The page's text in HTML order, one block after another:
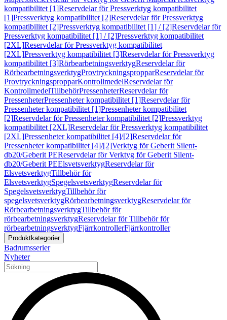
kompatibilitet [1]Reservdelar för Pressverktyg kompatibilitet
[1]Pressverktyg kompatibilitet [2]Reservdelar för Pressverktyg
kompatibilitet [2]Pressverktyg kompatibilitet [1] / [2]Reservdelar för
Pressverktyg kompatibilitet [1] / [2]Pressverktyg kompatibilitet
[2XL]Reservdelar för Pressverktyg kompatibilitet
[2XL]Pressverktyg kompatibilitet [3]Reservdelar för Pressverktyg
kompatibilitet [3]RörbearbetningsverktygReservdelar för
RörbearbetningsverktygProvtryckningspropparReservdelar för
ProvtryckningspropparKontrollmedelReservdelar för
KontrollmedelTillbehörPressenheterReservdelar för
PressenheterPressenheter kompatibilitet [1]Reservdelar för
Pressenheter kompatibilitet [1]Pressenheter kompatibilitet
[2]Reservdelar för Pressenheter kompatibilitet [2]Pressverktyg
kompatibilitet [2XL]Reservdelar för Pressverktyg kompatibilitet
[2XL]Pressenheter kompatibilitet [4]/[2]Reservdelar för
Pressenheter kompatibilitet [4]/[2]Verktyg för Geberit Silent-
db20/Geberit PEReservdelar för Verktyg för Geberit Silent-
db20/Geberit PEElsvetsverktygReservdelar för
ElsvetsverktygTillbehör för
ElsvetsverktygSpegelsvetsverktygReservdelar för
SpegelsvetsverktygTillbehör för
spegelsvetsverktygRörbearbetningsverktygReservdelar för
RörbearbetningsverktygTillbehör för
rörbearbetningsverktygReservdelar för Tillbehör för
rörbearbetningsverktygFjärrkontrollerFjärrkontroller
Produktkategorier
Badrumsserier
Nyheter